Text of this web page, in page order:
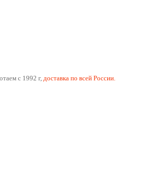
с 1992 г, доставка по всей России.